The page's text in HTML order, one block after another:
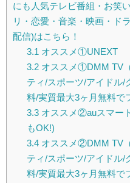
にも人気テレビ番組・お笑
リ・恋愛・音楽・映画・ド
配信)はこちら！
3.1 オススメ①UNEXT
3.2オススメ①DMM TV
ティ/スポーツ/アイドル/
料/実質最大3ヶ月無料で
3.3オススメ②auスマー
もOK!)
3.4オススメ②DMM TV
ティ/スポーツ/アイドル/
料/実質最大3ヶ月無料で